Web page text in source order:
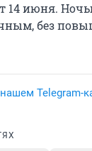
июня.
без
Telegram-